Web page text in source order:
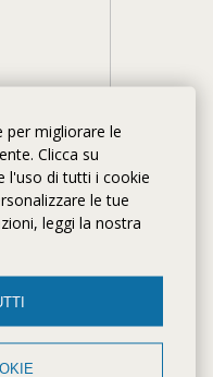
per migliorare le
Clicca su
l'uso di tutti i cookie
le tue
leggi la nostra
являются общими и
описание Ваших